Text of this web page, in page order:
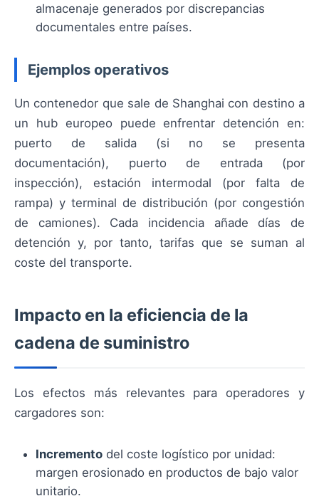
almacenaje generados por discrepancias
documentales entre países.
Ejemplos operativos
Un contenedor que sale de Shanghai con destino a
un hub europeo puede enfrentar detención en:
puerto de salida (si no se presenta
documentación), puerto de entrada (por
inspección), estación intermodal (por falta de
rampa) y terminal de distribución (por congestión
de camiones). Cada incidencia añade días de
detención y, por tanto, tarifas que se suman al
coste del transporte.
Impacto en la eficiencia de la
cadena de suministro
Los efectos más relevantes para operadores y
cargadores son:
Incremento del coste logístico por unidad:
margen erosionado en productos de bajo valor
unitario.